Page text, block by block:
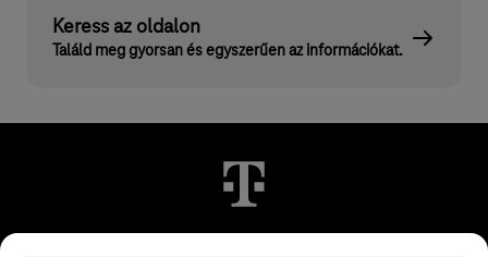
Keress az oldalon
Találd meg gyorsan és egyszerűen az információkat.